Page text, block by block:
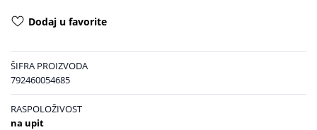
Dodaj u favorite
ŠIFRA PROIZVODA
792460054685
RASPOLOŽIVOST
na upit